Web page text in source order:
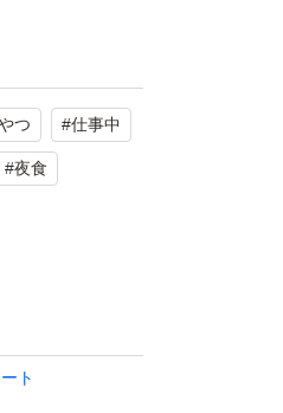
があります
つ #仕事中
#夜食
ト